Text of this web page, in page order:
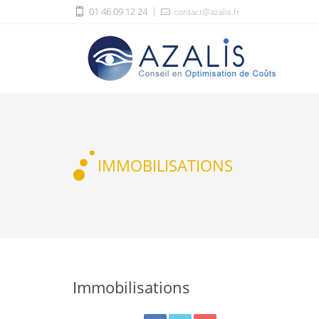
01 46 09 12 24 contact@azalis.fr
IMMOBILISATIONS
Immobilisations